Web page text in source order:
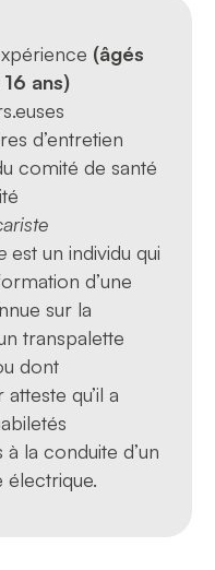
(âgés
16 ans)
d’entretien
comité de santé
est un individu qui
d’une
sur la
transpalette
dont
qu’il a
à la conduite d’un
électrique.